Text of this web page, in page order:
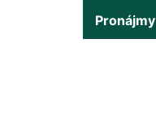
Pronájmy